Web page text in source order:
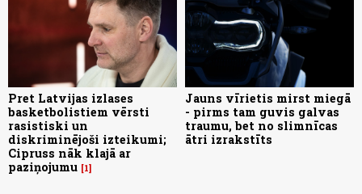
Pret Latvijas izlases
basketbolistiem vērsti
rasistiski un
diskriminējoši izteikumi;
Cipruss nāk klajā ar
paziņojumu 1
Jauns vīrietis mirst miegā
- pirms tam guvis galvas
traumu, bet no slimnīcas
ātri izrakstīts